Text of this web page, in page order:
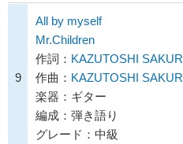
9
All by myself
Mr.Children
作詞： KAZUTOSHI
作曲： KAZUTOSHI
楽器：ギター
編成：弾き語り
グレード：中級